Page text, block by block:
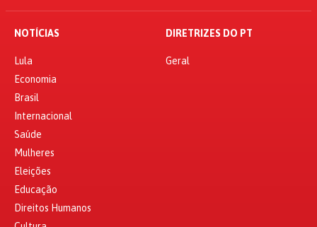
NOTÍCIAS
Lula
Economia
Brasil
Internacional
Saúde
Mulheres
Eleições
Educação
Direitos Humanos
DIRETRIZES DO PT
Geral